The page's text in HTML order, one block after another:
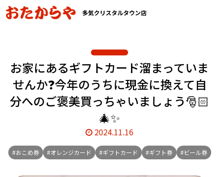
多気クリスタルタウン店
お家にあるギフトカード溜まっていま
せんか❓今年のうちに現金に換えて自
分へのご褒美買っちゃいましょう🎅🏻
🎄✨
2024.11.16
#おこめ券 #オレンジカード #ギフトカード #ギフト券 #ビール券